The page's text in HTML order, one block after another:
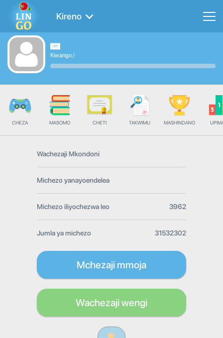
Kireno
Kiwango/
CHEZA MASOMO CHETI TAKWIMU MASHINDANO
Wachezaji Mkondoni
Michezo yanayoendelea
Michezo iliyochezwa leo 3962
Jumla ya michezo 31532302
Mchezaji mmoja
Wachezaji wengi